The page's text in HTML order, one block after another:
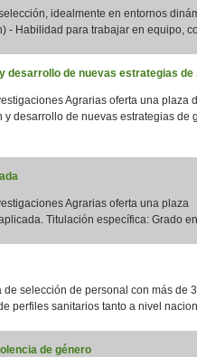
idealmente en entornos
- Habilidad para trabajar en equipo,
desarrollo de nuevas estrategias de
Agrarias oferta una plaza
y desarrollo de nuevas estrategias de
Agrarias oferta una plaza
Titulación específica: Grado
de selección de personal con más de
perfiles sanitarios tanto a nivel
de género